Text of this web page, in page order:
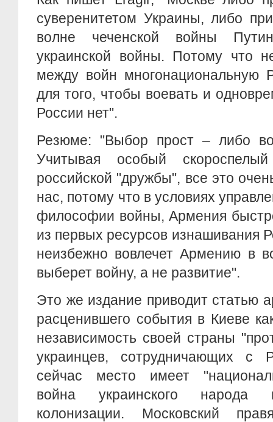
суверенитетом Украины, либо
волне чеченской войны
украинской войны. Потому что
между войн многонациональную
для того, чтобы воевать и
России нет".
Резюме: "Выбор прост – либо
Учитывая особый
российской "дружбы", все это
нас, потому что в условиях
философии войны, Армения
из первых ресурсов изнашивания
неизбежно вовлечет Армению в
выберет войну, а не развитие".
Это же издание приводит статью
расценившего события в Киеве
независимость своей страны
украинцев, сотрудничающих с
сейчас место имеет
война украинского народа
колонизации. Московский